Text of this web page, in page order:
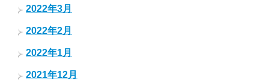
2022年3月
2022年2月
2022年1月
2021年12月